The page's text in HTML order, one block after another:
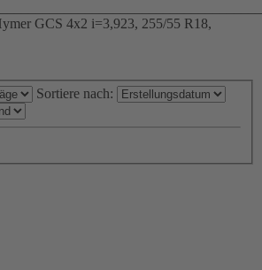
GCS 4x2 i=3,923, 255/55 R18,
Sortiere nach: